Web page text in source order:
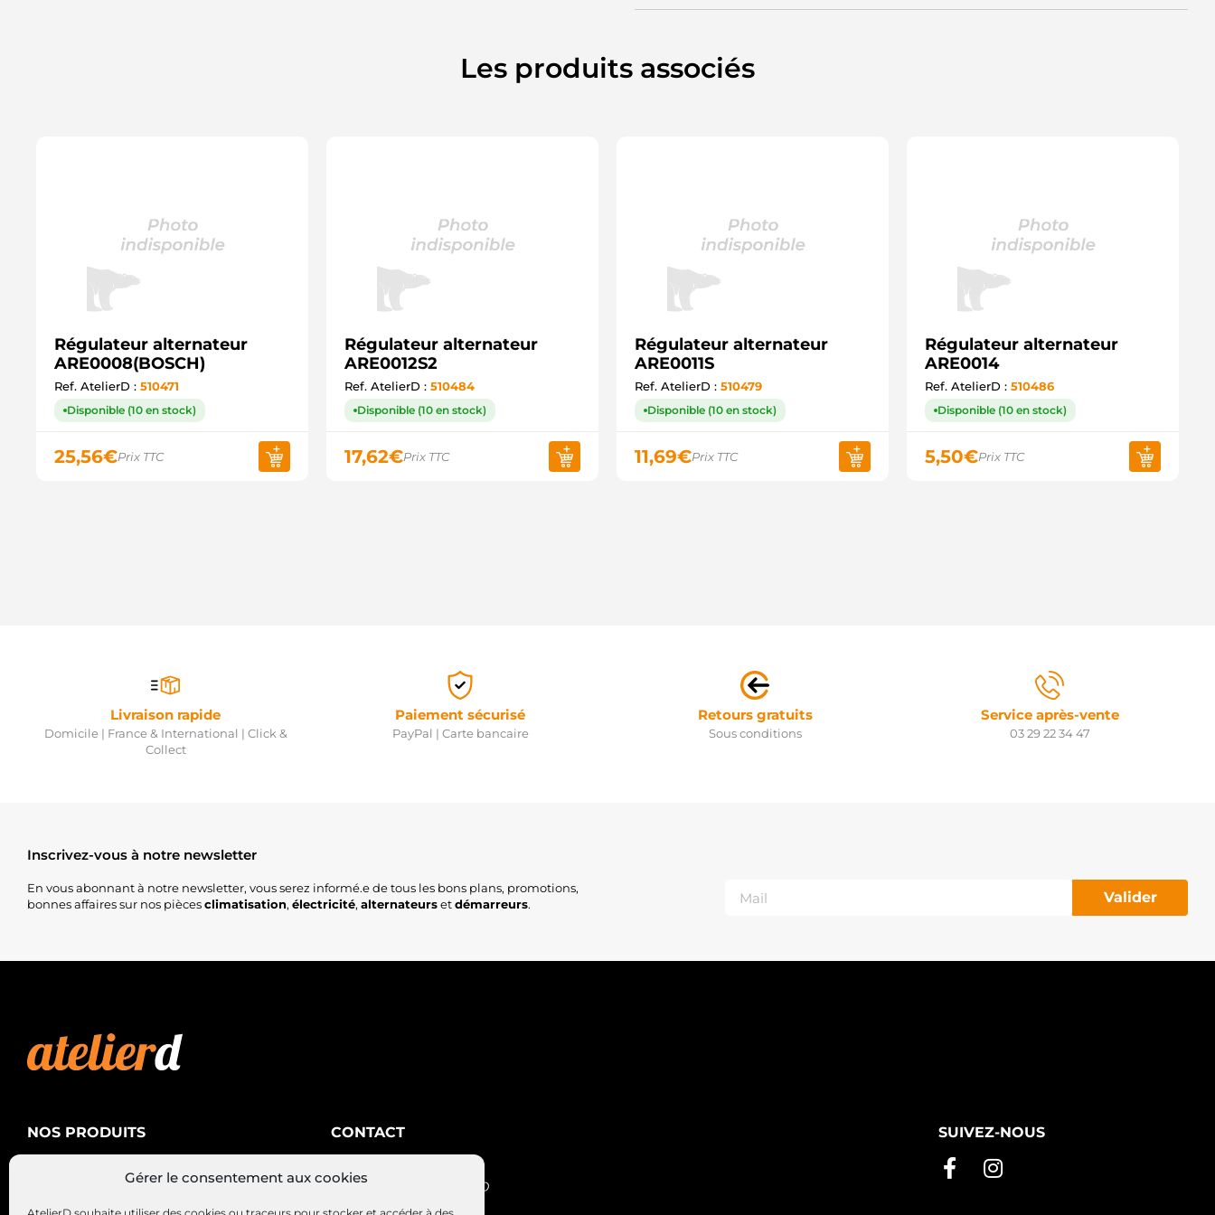
Gérer le consentement aux cookies
Les produits associés
Régulateur alternateur
ARE0008(BOSCH)
Ref. AtelierD : 510471
Disponible (10 en stock)
25,56€Prix TTC
Régulateur alternateur
ARE0012S2
Ref. AtelierD : 510484
Disponible (10 en stock)
17,62€Prix TTC
Régulateur alternateur
ARE0011S
Ref. AtelierD : 510479
Disponible (10 en stock)
11,69€Prix TTC
Régulateur alternateur
ARE0014
Ref. AtelierD : 510486
Disponible (10 en stock)
5,50€Prix TTC
Livraison rapide
Domicile | France & International | Click &
Collect
Paiement sécurisé
PayPal | Carte bancaire
Retours gratuits
Sous conditions
Service après-vente
03 29 22 34 47
Inscrivez-vous à notre newsletter
En vous abonnant à notre newsletter, vous serez informé.e de tous les bons plans, promotions,
bonnes affaires sur nos piècesclimatisation, électricité, alternateursetdémarreurs. Valider
NOS PRODUITS CONTACT
AtelierD
88200 SAINT-NABORD
03 29 22 34 47
SUIVEZ-NOUS